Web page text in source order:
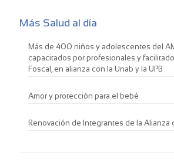
Más Salud al día
Más de 400 niños y adolescentes del
capacitados por profesionales y
Foscal, en alianza con la Unab y la UPB
Amor y protección para el bebé
Renovación de Integrantes de la Alianza